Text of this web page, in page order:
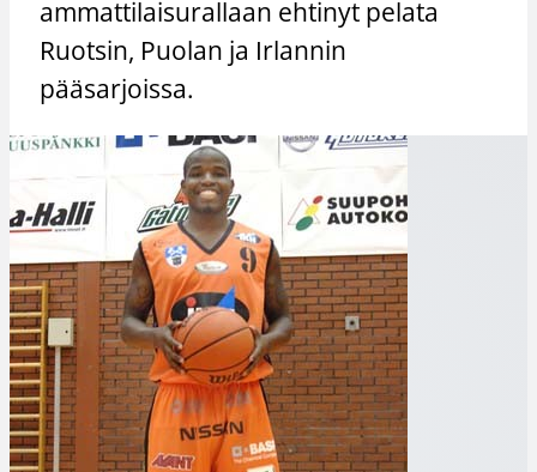
ammattilaisurallaan ehtinyt pelata
Ruotsin, Puolan ja Irlannin
pääsarjoissa.